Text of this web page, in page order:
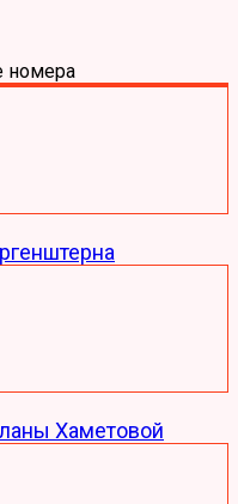
номера
Хаметовой